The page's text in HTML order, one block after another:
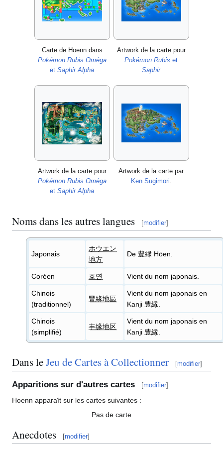
Carte de Hoenn dans
Pokémon Rubis Oméga
et Saphir Alpha
Artwork de la carte pour
Pokémon Rubis et
Saphir
Artwork de la carte pour
Pokémon Rubis Oméga
et Saphir Alpha
Artwork de la carte par
Ken Sugimori.
Noms dans les autres langues [modifier]
Japonais
ホウエン
地方
De 豊縁 Hōen.
Coréen 호연 Vient du nom japonais.
Chinois
(traditionnel)
豐緣地區
Vient du nom japonais en
Kanji 豊縁.
Chinois
(simplifié)
丰缘地区
Vient du nom japonais en
Kanji 豊縁.
Dans leJeu de Cartes à Collectionner [modifier]
Apparitions sur d'autres cartes [modifier]
Hoenn apparaît sur les cartes suivantes :
Pas de carte
Anecdotes [modifier]